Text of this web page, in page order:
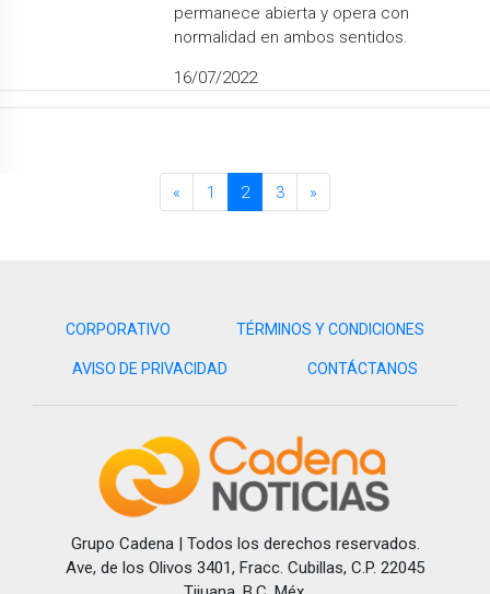
permanece abierta y opera con
normalidad en ambos sentidos.
16/07/2022
« 1 2 3 »
CORPORATIVO TÉRMINOS Y CONDICIONES
AVISO DE PRIVACIDAD CONTÁCTANOS
Grupo Cadena | Todos los derechos reservados.
Ave, de los Olivos 3401, Fracc. Cubillas, C.P. 22045